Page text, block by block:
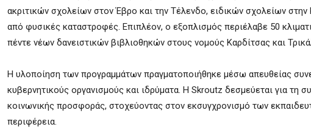
ακριτικών σχολείων στον Έβρο και την Τέλενδο, ειδικών σχολείων
από φυσικές καταστροφές. Επιπλέον, ο εξοπλισμός περιέλαβε 50
πέντε νέων δανειστικών βιβλιοθηκών στους νομούς Καρδίτσας και
Η υλοποίηση των προγραμμάτων πραγματοποιήθηκε μέσω απευθείας
κυβερνητικούς οργανισμούς και ιδρύματα. Η Skroutz δεσμεύεται για τη
κοινωνικής προσφοράς, στοχεύοντας στον εκσυγχρονισμό των
περιφέρεια.